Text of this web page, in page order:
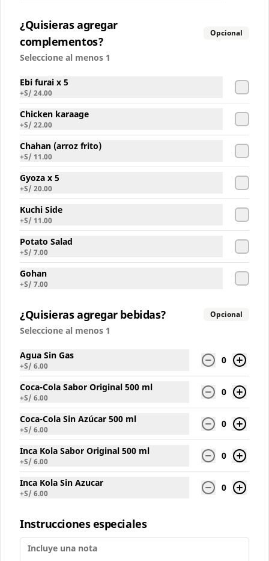
S/ 6.00
Inca Kola Sin Azucar
S/ 6.00
Conócenos
Local
Términos y condiciones
Política de privacidad
Redes sociales
Instagram
Facebook
Mi cuenta
Pedir
Política de Cookies
Haga clic en Aceptar para permitir que Justo use
cookies a fin de personalizar este sitio, publicar
¿Quisieras agregar
complementos?
Opcional
Seleccione al menos 1
Ebi furai x 5
+S/ 24.00
Chicken karaage
+S/ 22.00
Chahan (arroz frito)
+S/ 11.00
Gyoza x 5
+S/ 20.00
Kuchi Side
+S/ 11.00
Potato Salad
+S/ 7.00
Gohan
+S/ 7.00
¿Quisieras agregar bebidas? Opcional
Seleccione al menos 1
Agua Sin Gas
+S/ 6.00
0
Coca-Cola Sabor Original 500 ml
+S/ 6.00
0
Coca-Cola Sin Azúcar 500 ml
+S/ 6.00
0
Inca Kola Sabor Original 500 ml
+S/ 6.00
0
Inca Kola Sin Azucar
+S/ 6.00
0
Instrucciones especiales